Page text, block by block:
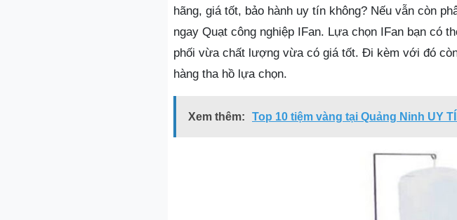
hãng, giá tốt, bảo hành uy tín không? Nếu vẫn còn
ngay Quạt công nghiệp IFan. Lựa chọn IFan bạn có
phối vừa chất lượng vừa có giá tốt. Đi kèm với đó
hàng tha hồ lựa chọn.
Xem thêm: Top 10 tiệm vàng tại Quảng Ninh UY